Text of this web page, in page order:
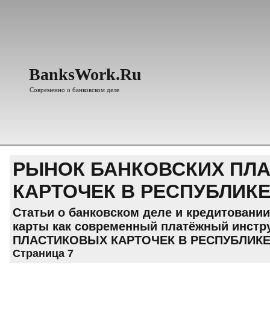
BanksWork.Ru
Современно о банковском деле
РЫНОК БАНКОВСКИХ
КАРТОЧЕК В
Статьи о банковском деле и кредитовании
карты как современный платёжный
ПЛАСТИКОВЫХ КАРТОЧЕК В
Страница 7